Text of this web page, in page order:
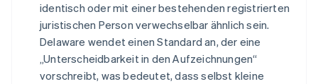
identisch oder mit einer bestehenden registrierten
juristischen Person verwechselbar ähnlich sein.
Delaware wendet einen Standard an, der eine
„Unterscheidbarkeit in den Aufzeichnungen“
vorschreibt, was bedeutet, dass selbst kleine